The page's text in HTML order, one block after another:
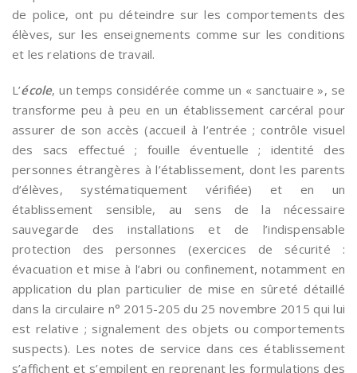
de police, ont pu déteindre sur les comportements des
élèves, sur les enseignements comme sur les conditions
et les relations de travail.
L’école, un temps considérée comme un « sanctuaire », se
transforme peu à peu en un établissement carcéral pour
assurer de son accès (accueil à l’entrée ; contrôle visuel
des sacs effectué ; fouille éventuelle ; identité des
personnes étrangères à l’établissement, dont les parents
d’élèves, systématiquement vérifiée) et en un
établissement sensible, au sens de la nécessaire
sauvegarde des installations et de l’indispensable
protection des personnes (exercices de sécurité :
évacuation et mise à l’abri ou confinement, notamment en
application du plan particulier de mise en sûreté détaillé
dans la circulaire n° 2015-205 du 25 novembre 2015 qui lui
est relative ; signalement des objets ou comportements
suspects). Les notes de service dans ces établissement
s’affichent et s’empilent en reprenant les formulations des